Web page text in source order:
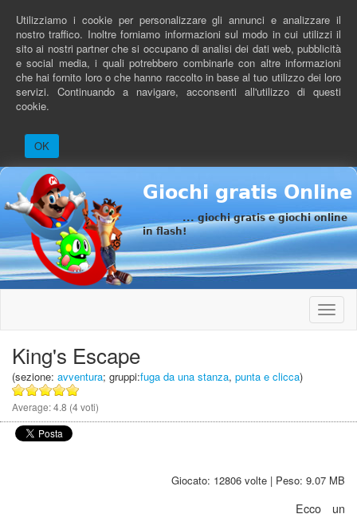
contenuto
principale
Utilizziamo i cookie per personalizzare gli annunci e analizzare il
nostro traffico. Inoltre forniamo informazioni sul modo in cui utilizzi il
sito ai nostri partner che si occupano di analisi dei dati web, pubblicità
e social media, i quali potrebbero combinarle con altre informazioni
che hai fornito loro o che hanno raccolto in base al tuo utilizzo dei loro
servizi. Continuando a navigare, acconsenti all'utilizzo di questi
cookie.
OK
Giochi gratis Online
... giochi gratis e giochi online
in flash!
Toggle
King's Escape
(sezione: avventura; gruppi:fuga da una stanza, punta e clicca)
Average:4.8 (4voti)
Giocato: 12806 volte | Peso: 9.07 MB
Ecco un